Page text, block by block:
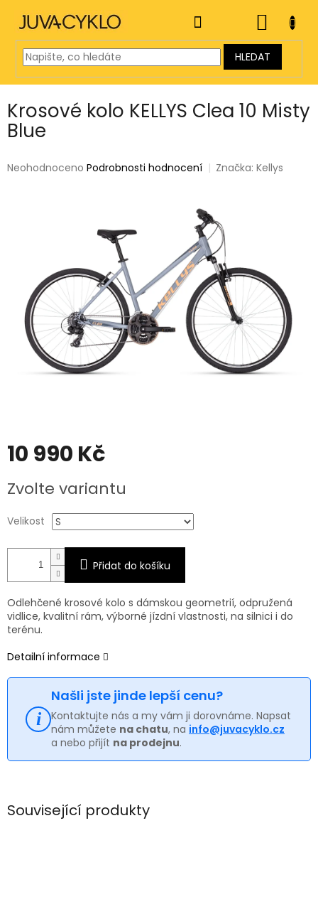
obsah
HLEDAT
KOŠÍK
Krosové kolo KELLYS Clea 10 Misty
Blue
Průměrné
Neohodnoceno Podrobnosti hodnocení Značka:Kellys
10 990 Kč
cena:
Zvolte variantu
Velikost
Přidat do košíku
Odlehčené krosové kolo s dámskou geometrií, odpružená
vidlice, kvalitní rám, výborné jízdní vlastnosti, na silnici i do
terénu.
Detailní informace
Našli jste jinde lepší cenu?
Kontaktujte nás a my vám ji dorovnáme. Napsat
nám můžete na chatu, na info@juvacyklo.cz
a nebo přijít na prodejnu.
Související produkty